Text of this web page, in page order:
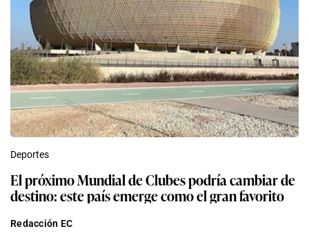
Deportes
El próximo Mundial de Clubes podría cambiar de
destino: este país emerge como el gran favorito
Redacción EC